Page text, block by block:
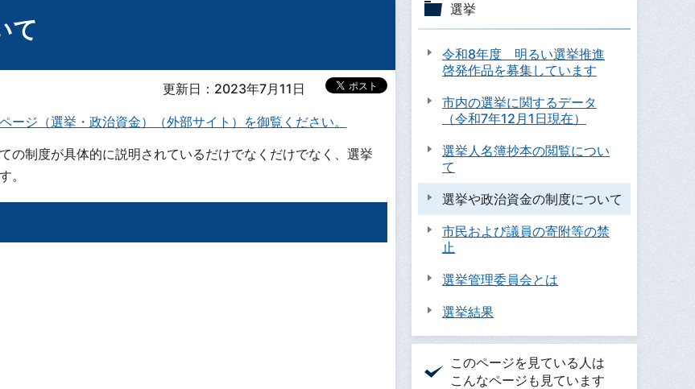
て
更新日：2023年7月11日
ージ（選挙・政治資金）（外部サイト）を御覧ください。
制度が具体的に説明されているだけでなくだけでなく、選挙
。
選挙
令和8年度 明るい選挙推進
啓発作品を募集しています
市内の選挙に関するデータ
（令和7年12月1日現在）
選挙人名簿抄本の閲覧につい
て
選挙や政治資金の制度について
市民および議員の寄附等の禁
止
選挙管理委員会とは
選挙結果
このページを見ている人は
こんなページも見ています